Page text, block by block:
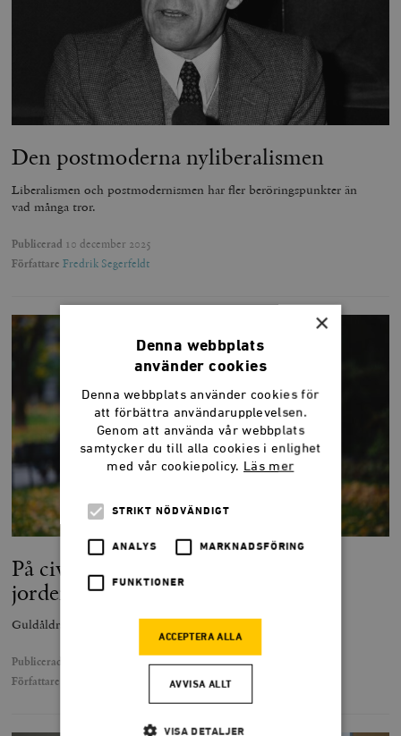
Den postmoderna nyliberalismen
Liberalismen och postmodernismen har fler beröringspunkter än
vad många tror.
Publicerad 10 december 2025
Författare Fredrik Segerfeldt
På civilisationens topp, eller mot
jordens medelpunkt?
Guldåldrar är inte ett öde, utan ett val.
Publicerad
14 november 2025
Författare
×
Denna webbplats
använder cookies
Denna webbplats använder cookies för
att förbättra användarupplevelsen.
Genom att använda vår webbplats
samtycker du till alla cookies i enlighet
med vår cookiepolicy. Läs mer
STRIKT NÖDVÄNDIGT
ANALYS MARKNADSFÖRING
FUNKTIONER
ACCEPTERA ALLA
AVVISA ALLT
VISA DETALJER